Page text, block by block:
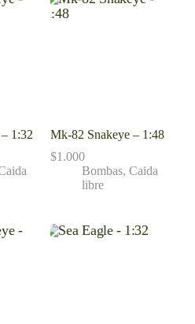
1:32
Mk-82 Snakeye – 1:48
$1.000
Bombas, Caida
libre